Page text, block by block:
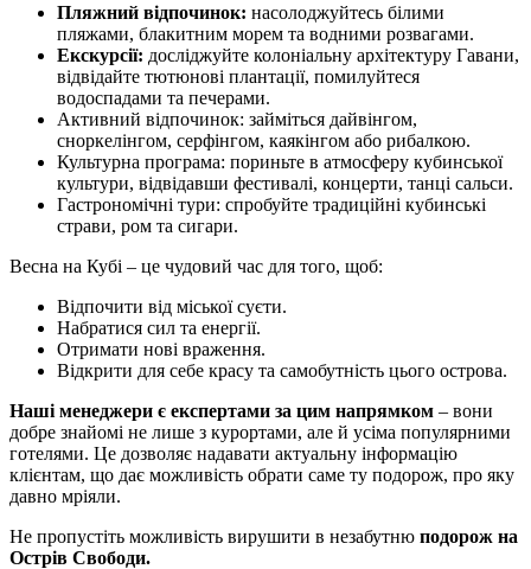
Пляжний відпочинок: насолоджуйтесь білими
пляжами, блакитним морем та водними розвагами.
Екскурсії: досліджуйте колоніальну архітектуру Гавани,
відвідайте тютюнові плантації, помилуйтеся
водоспадами та печерами.
Активний відпочинок: займіться дайвінгом,
сноркелінгом, серфінгом, каякінгом або рибалкою.
Культурна програма: пориньте в атмосферу кубинської
культури, відвідавши фестивалі, концерти, танці сальси.
Гастрономічні тури: спробуйте традиційні кубинські
страви, ром та сигари.
Весна на Кубі – це чудовий час для того, щоб:
Відпочити від міської суєти.
Набратися сил та енергії.
Отримати нові враження.
Відкрити для себе красу та самобутність цього острова.
Наші менеджери є експертами за цим напрямком – вони
добре знайомі не лише з курортами, але й усіма популярними
готелями. Це дозволяє надавати актуальну інформацію
клієнтам, що дає можливість обрати саме ту подорож, про яку
давно мріяли.
Не пропустіть можливість вирушити в незабутню подорож на
Острів Свободи.